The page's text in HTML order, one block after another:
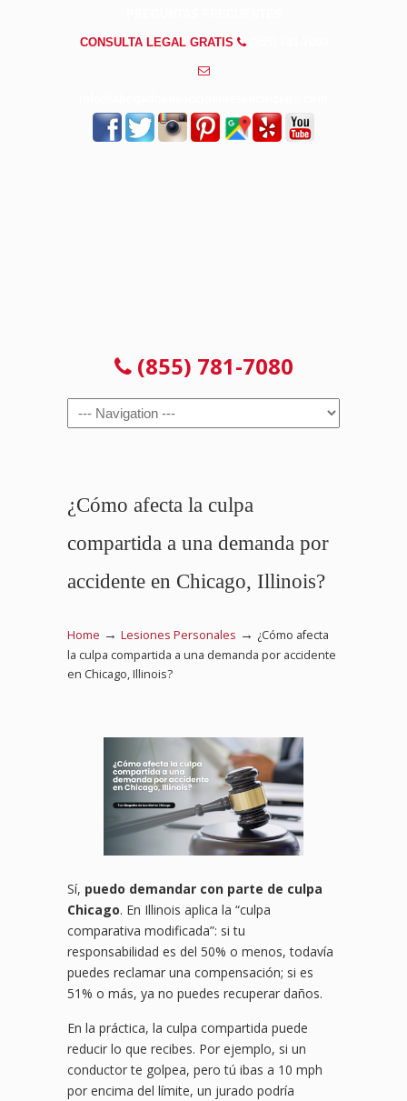
CONSULTA LEGAL GRATIS
(855) 781-7080
Navigation
¿Cómo afecta la culpa
compartida a una demanda por
accidente en Chicago, Illinois?
Home → Lesiones Personales → ¿Cómo afecta
la culpa compartida a una demanda por accidente
en Chicago, Illinois?
Sí, puedo demandar con parte de culpa
Chicago. En Illinois aplica la “culpa
comparativa modificada”: si tu
responsabilidad es del 50% o menos, todavía
puedes reclamar una compensación; si es
51% o más, ya no puedes recuperar daños.
En la práctica, la culpa compartida puede
reducir lo que recibes. Por ejemplo, si un
conductor te golpea, pero tú ibas a 10 mph
por encima del límite, un jurado podría